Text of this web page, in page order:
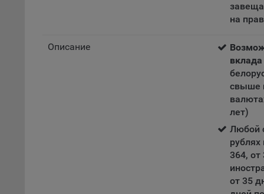
5.1.
5.2.
5.3.
5.4.
9.1.
на
Описание
свыше
лет)
Любой
рублях
364, от
от 35